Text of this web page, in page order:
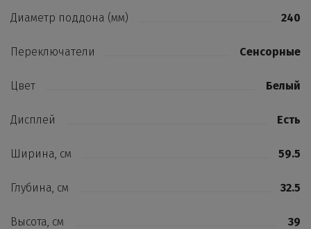
Диаметр поддона (мм) 240
Переключатели Сенсорные
Цвет Белый
Дисплей Есть
Ширина, см 59.5
Глубина, см 32.5
Высота, см 39